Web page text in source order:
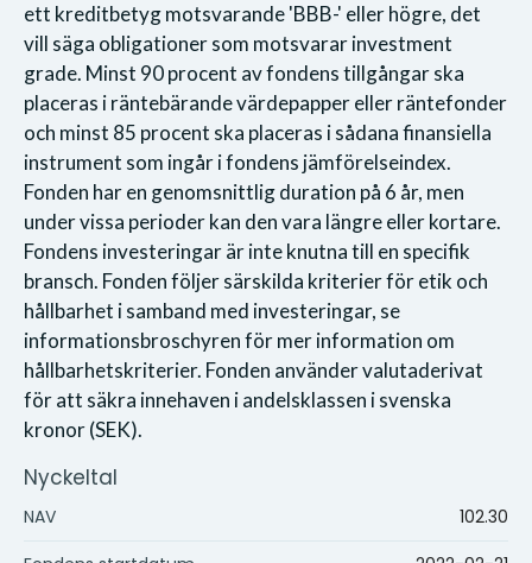
ett kreditbetyg motsvarande 'BBB-' eller högre, det
vill säga obligationer som motsvarar investment
grade. Minst 90 procent av fondens tillgångar ska
placeras i räntebärande värdepapper eller räntefonder
och minst 85 procent ska placeras i sådana finansiella
instrument som ingår i fondens jämförelseindex.
Fonden har en genomsnittlig duration på 6 år, men
under vissa perioder kan den vara längre eller kortare.
Fondens investeringar är inte knutna till en specifik
bransch. Fonden följer särskilda kriterier för etik och
hållbarhet i samband med investeringar, se
informationsbroschyren för mer information om
hållbarhetskriterier. Fonden använder valutaderivat
för att säkra innehaven i andelsklassen i svenska
kronor (SEK).
Nyckeltal
NAV 102.30